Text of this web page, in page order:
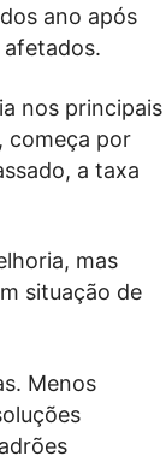
ano após
afetados.
nos principais
começa por
a taxa
mas
situação de
Menos